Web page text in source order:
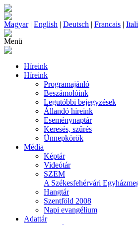
Magyar| English | Deutsch | Francais |
Menü
Híreink
Híreink
Programajánló
Beszámolóink
Legutóbbi bejegyzések
Állandó híreink
Eseménynaptár
Keresés, szűrés
Ünnepkörök
Média
Képtár
Videótár
SZEM
A Székesfehérvári
Hangtár
Szentföld 2008
Napi evangélium
Adattár